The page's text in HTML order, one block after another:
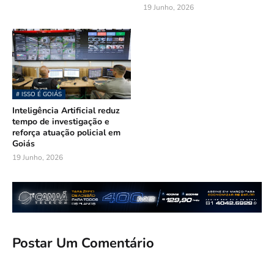
19 Junho, 2026
# ISSO É GOIÁS
Inteligência Artificial reduz
tempo de investigação e
reforça atuação policial em
Goiás
19 Junho, 2026
Postar Um Comentário